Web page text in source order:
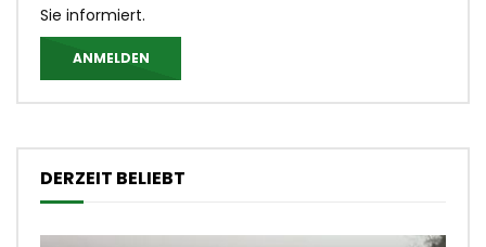
Sie informiert.
ANMELDEN
DERZEIT BELIEBT